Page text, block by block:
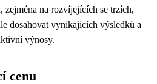
zejména na rozvíjejících se trzích,
dosahovat vynikajících výsledků a
výnosy.
cenu